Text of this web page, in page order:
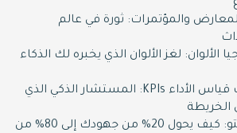
والمؤتمرات: ثورة في عالم
الألوان: لغز الألوان الذي يخبره لك الذكاء
خبير مؤشرات قياس الأداء KPIs: المستشار الذكي الذي
خبير مبدأ باريتو: كيف يحول 20% من جهودك إلى 80% من